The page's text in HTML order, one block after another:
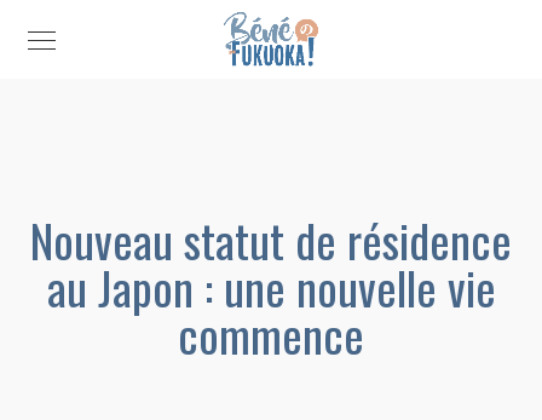
Nouveau statut de résidence
au Japon : une nouvelle vie
commence